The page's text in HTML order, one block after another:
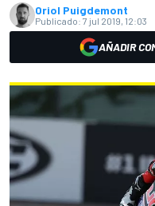
Oriol Puigdemont
Publicado: 7 jul 2019, 12:03
AÑADIR